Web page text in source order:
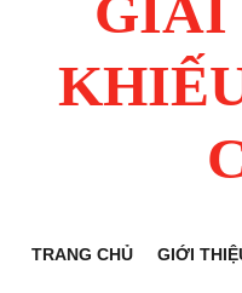
TRANG CHỦ GIỚI